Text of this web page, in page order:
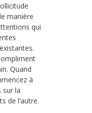
manière
qui
Quand
à
sur la
de l’autre.